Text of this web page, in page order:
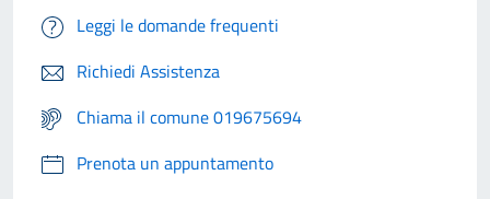
Leggi le domande frequenti
Richiedi Assistenza
Chiama il comune 019675694
Prenota un appuntamento